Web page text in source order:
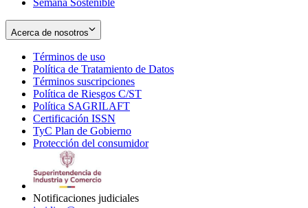
Acerca de nosotros
Términos de uso
in
new
window
Política de Tratamiento de Datos
Términos suscripciones
in
Política de Riesgos C/ST
Política SAGRILAFT
new
window
Certificación ISSN
in
new
TyC Plan de Gobierno
in
Protección del consumidorOpens
Notificaciones judiciales